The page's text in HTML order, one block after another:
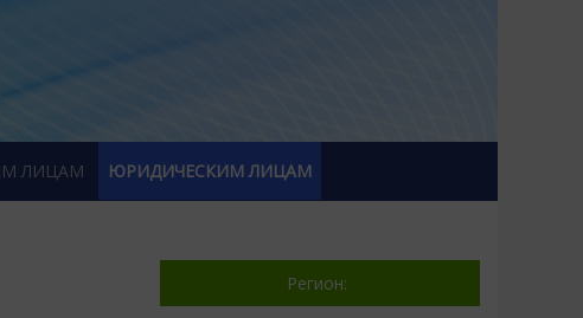
ЛИЦАМ ЮРИДИЧЕСКИМ ЛИЦАМ
Регион: